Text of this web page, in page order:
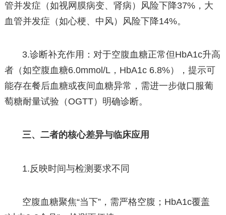
管并发症（如视网膜病变、肾病）风险下降37%，大
血管并发症（如心梗、中风）风险下降14%。
3.诊断补充作用：对于空腹血糖正常但HbA1c升高
者（如空腹血糖6.0mmol/L，HbA1c 6.8%），提示可
能存在餐后血糖或夜间血糖异常，需进一步做口服葡
萄糖耐量试验（OGTT）明确诊断。
三、二者的核心差异与临床应用
1.反映时间与检测要求不同
空腹血糖聚焦“当下”，需严格空腹；HbA1c覆盖